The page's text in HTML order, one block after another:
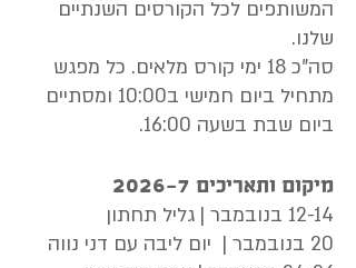
המשותפים לכל הקורסים השנתיים
שלנו.
סה"כ 18 ימי קורס מלאים. כל מפגש
מתחיל ביום חמישי ב10:00 ומסתיים
ביום שבת בשעה 16:00.
מיקום ותאריכים 2026-7
12-14 בנובמבר | גליל תחתון
20 בנובמבר | יום ליבה עם דני נווה